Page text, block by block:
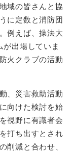
域の皆さんと協
に定数と消防団
例えば、操法大
出場していま
火クラブの活動
、災害救助活動
向けた検討を始
視野に有識者会
打ち出すとされ
削減と合わせ、